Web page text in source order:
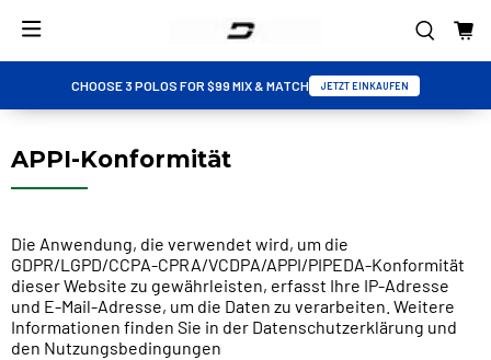
CHOOSE 3 POLOS FOR $99 MIX & MATCH JETZT EINKAUFEN
APPI-Konformität
Die Anwendung, die verwendet wird, um die
GDPR/LGPD/CCPA-CPRA/VCDPA/APPI/PIPEDA-Konformität
dieser Website zu gewährleisten, erfasst Ihre IP-Adresse
und E-Mail-Adresse, um die Daten zu verarbeiten. Weitere
Informationen finden Sie in der Datenschutzerklärung und
den Nutzungsbedingungen